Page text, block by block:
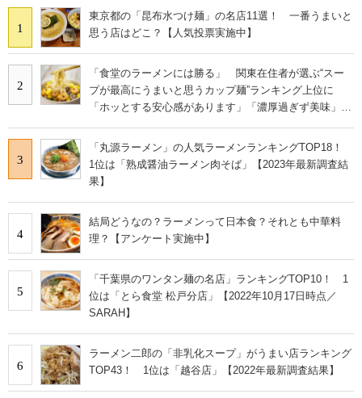
1
東京都の「昆布水つけ麺」の名店11選！ 一番うまいと
思う店はどこ？【人気投票実施中】
2
「食堂のラーメンには勝る」 関東在住者が選ぶ“スー
プが最高にうまいと思うカップ麺”ランキング上位に
「ホッとする安心感があります」「濃厚過ぎず美味」の
3
「丸源ラーメン」の人気ラーメンランキングTOP18！
1位は「熟成醤油ラーメン肉そば」【2023年最新調査結
果】
4
結局どうなの？ラーメンって日本食？それとも中華料
理？【アンケート実施中】
5
「千葉県のワンタン麺の名店」ランキングTOP10！ 1
位は「とら食堂 松戸分店」【2022年10月17日時点／
SARAH】
6
ラーメン二郎の「非乳化スープ」がうまい店ランキング
TOP43！ 1位は「越谷店」【2022年最新調査結果】